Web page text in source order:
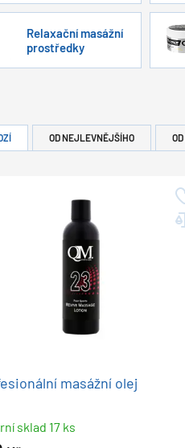
Relaxační masážní
prostředky
OD NEJLEVNĚJŠÍHO
masážní olej
sklad 17 ks